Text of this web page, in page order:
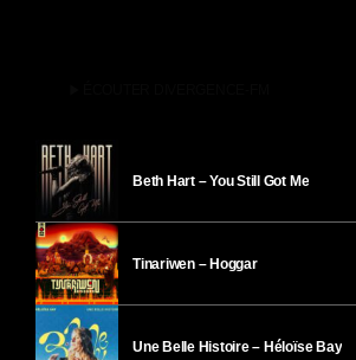
Beth Hart – You Still Got Me
Tinariwen – Hoggar
Une Belle Histoire – Héloïse Bay